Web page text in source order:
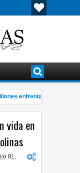
enfrentan crisis
vida en
01,